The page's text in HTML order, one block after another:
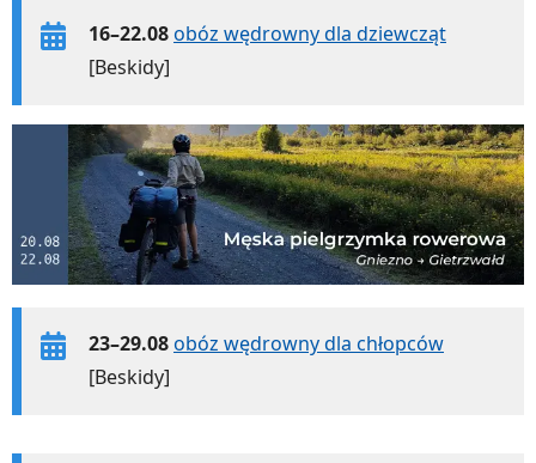
16–22.08obóz wędrowny dla dziewcząt
[Beskidy]
23–29.08obóz wędrowny dla chłopców
[Beskidy]